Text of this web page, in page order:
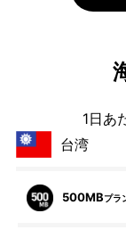
1日あ
台湾
500MBプラ